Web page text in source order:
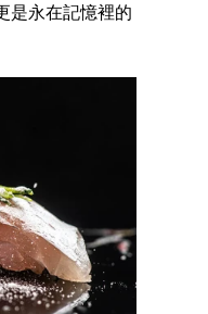
是永在記憶裡的